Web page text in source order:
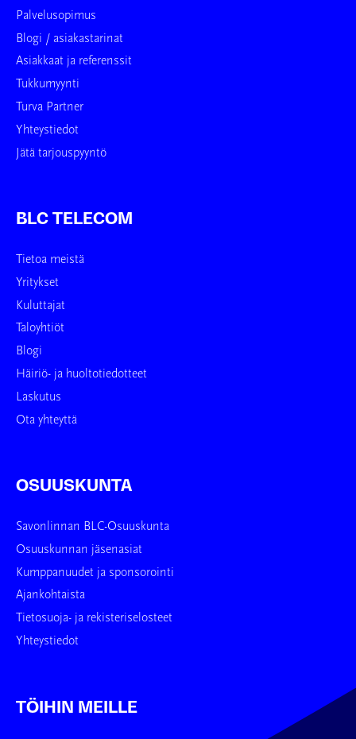
Palvelusopimus
Blogi / asiakastarinat
Asiakkaat ja referenssit
Tukkumyynti
Turva Partner
Yhteystiedot
Jätä tarjouspyyntö
BLC TELECOM
Tietoa meistä
Yritykset
Kuluttajat
Taloyhtiöt
Blogi
Häiriö- ja huoltotiedotteet
Laskutus
Ota yhteyttä
OSUUSKUNTA
Savonlinnan BLC-Osuuskunta
Osuuskunnan jäsenasiat
Kumppanuudet ja sponsorointi
Ajankohtaista
Tietosuoja- ja rekisteriselosteet
Yhteystiedot
TÖIHIN MEILLE